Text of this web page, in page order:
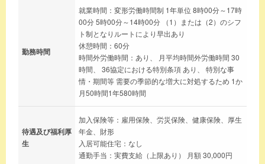
勤務時間
就業時間：変形労働時間制 1年単位 8時00分～17時
00分 5時00分～14時00分 （1）または（2）のシフ
ト制となりルートにより早出あり
休憩時間：60分
時間外労働時間：あり、 月平均時間外労働時間 30
時間、 36協定における特別条項 あり、 特別な事
情・期間等 需要の季節的な増大に対処するため 1か
月50時間1年580時間
待遇及び福利厚
生
加入保険等：雇用保険、労災保険、健康保険、厚生
年金、財形
入居可能住宅：なし
通勤手当：実費支給（上限あり） 月額 30,000円